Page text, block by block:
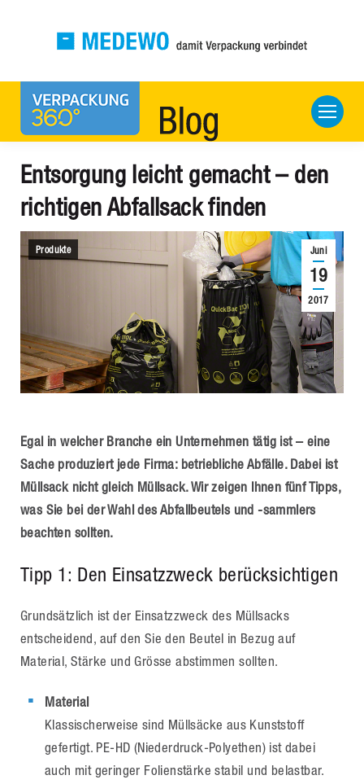
Entsorgung leicht gemacht – den
richtigen Abfallsack finden
Juni
19
2017
Produkte
Egal in welcher Branche ein Unternehmen tätig ist – eine
Sache produziert jede Firma: betriebliche Abfälle. Dabei ist
Müllsack nicht gleich Müllsack. Wir zeigen Ihnen fünf Tipps,
was Sie bei der Wahl des Abfallbeutels und -sammlers
beachten sollten.
Tipp 1: Den Einsatzzweck berücksichtigen
Grundsätzlich ist der Einsatzzweck des Müllsacks
entscheidend, auf den Sie den Beutel in Bezug auf
Material, Stärke und Grösse abstimmen sollten.
Material
Klassischerweise sind Müllsäcke aus Kunststoff
gefertigt. PE-HD (Niederdruck-Polyethen) ist dabei
auch mit geringer Folienstärke stabil und belastbar.